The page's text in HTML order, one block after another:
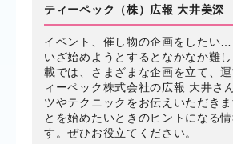
ティーペック（株）広報 大井美深
イベント、催し物の企画をしたい…
いざ始めようとするとなかなか難
載では、さまざまな企画を立て、
ィーペック株式会社の広報 大井さ
ツやテクニックをお伝えいただき
とを始めたいときのヒントになる
す。ぜひお役立てください。